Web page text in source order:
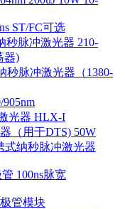
ST/FC可选
秒脉冲激光器 210-
器)
秒脉冲激光器（1380-
光器 HLX-I
（用于DTS) 50W
式纳秒脉冲激光器
100ns脉宽
管模块